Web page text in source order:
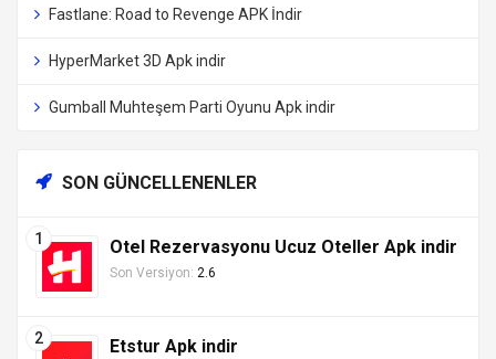
Fastlane: Road to Revenge APK İndir
HyperMarket 3D Apk indir
Gumball Muhteşem Parti Oyunu Apk indir
SON GÜNCELLENENLER
Otel Rezervasyonu Ucuz Oteller Apk indir
Son Versiyon: 2.6
Etstur Apk indir